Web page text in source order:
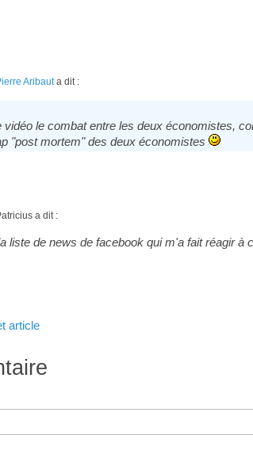
Aribauta dit :
le combat entre les deux économistes,
"post mortem" des deux économistes
a dit :
liste de news de facebook qui m'a fait réagir à
article